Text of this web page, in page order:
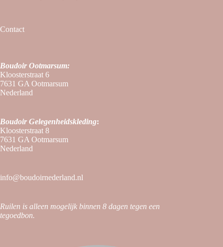
Contact
Boudoir Ootmarsum:
Kloosterstraat 6
7631 GA Ootmarsum
Nederland
Boudoir Gelegenheidskleding:
Kloosterstraat 8
7631 GA Ootmarsum
Nederland
info@boudoirnederland.nl
Ruilen is alleen mogelijk binnen 8 dagen tegen een
tegoedbon.